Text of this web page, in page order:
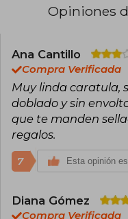
entabla
vida en
Pizarnik
Opiniones
Ana Cantillo
Compra Verificada
Muy linda caratula,
doblado y sin
que te manden
regalos.
7 Esta opinión
Diana Gómez
Compra Verificada